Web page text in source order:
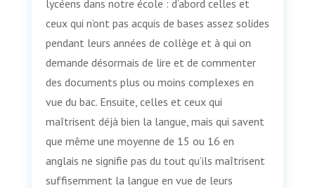
lycéens dans notre école : d’abord celles et
ceux qui n’ont pas acquis de bases assez solides
pendant leurs années de collège et à qui on
demande désormais de lire et de commenter
des documents plus ou moins complexes en
vue du bac. Ensuite, celles et ceux qui
maîtrisent déjà bien la langue, mais qui savent
que même une moyenne de 15 ou 16 en
anglais ne signifie pas du tout qu’ils maîtrisent
suffisemment la langue en vue de leurs